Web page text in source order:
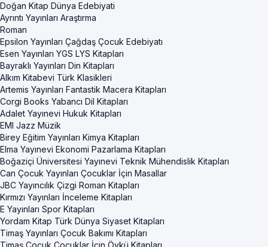
Doğan Kitap Dünya Edebiyati
Ayrıntı Yayınları Araştırma
Roman
Epsilon Yayınları Çağdaş Çocuk Edebiyatı
Esen Yayınları YGS LYS Kitapları
Bayraklı Yayınları Din Kitapları
Alkım Kitabevi Türk Klasikleri
Artemis Yayınları Fantastik Macera Kitapları
Corgi Books Yabancı Dil Kitapları
Adalet Yayınevi Hukuk Kitapları
EMI Jazz Müzik
Birey Eğitim Yayınları Kimya Kitapları
Elma Yayınevi Ekonomi Pazarlama Kitapları
Boğaziçi Üniversitesi Yayınevi Teknik Mühendislik Kitapları
Can Çocuk Yayınları Çocuklar İçin Masallar
JBC Yayıncılık Çizgi Roman Kitapları
Kırmızı Yayınları İnceleme Kitapları
E Yayınları Spor Kitapları
Yordam Kitap Türk Dünya Siyaset Kitapları
Timaş Yayınları Çocuk Bakımı Kitapları